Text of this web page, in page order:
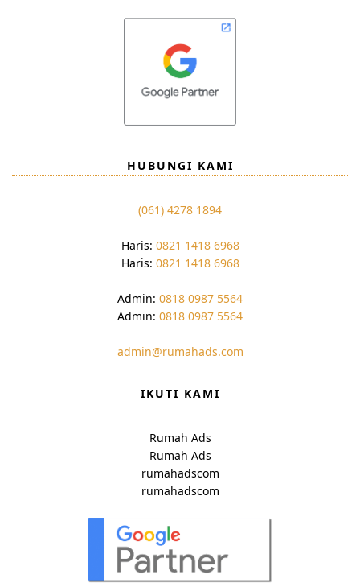
HUBUNGI KAMI
(061) 4278 1894
Haris: 0821 1418 6968
Haris: 0821 1418 6968
Admin: 0818 0987 5564
Admin: 0818 0987 5564
admin@rumahads.com
IKUTI KAMI
Rumah Ads
Rumah Ads
rumahadscom
rumahadscom